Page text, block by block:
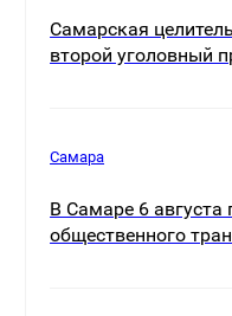
Самарская
второй уголовный
Самара
В Самаре 6 августа
общественного